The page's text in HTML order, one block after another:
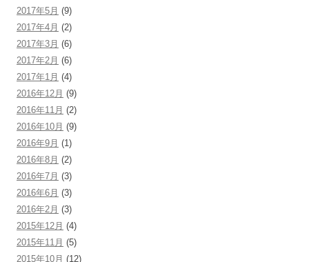
2017年5月 (9)
2017年4月 (2)
2017年3月 (6)
2017年2月 (6)
2017年1月 (4)
2016年12月 (9)
2016年11月 (2)
2016年10月 (9)
2016年9月 (1)
2016年8月 (2)
2016年7月 (3)
2016年6月 (3)
2016年2月 (3)
2015年12月 (4)
2015年11月 (5)
2015年10月 (12)